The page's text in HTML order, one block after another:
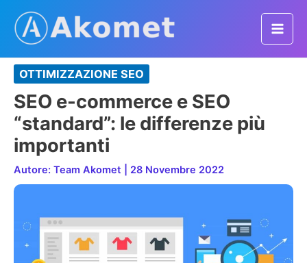
contenuto
OTTIMIZZAZIONE SEO
SEO e-commerce e SEO
“standard”: le differenze più
importanti
Autore: Team Akomet 28 Novembre 2022